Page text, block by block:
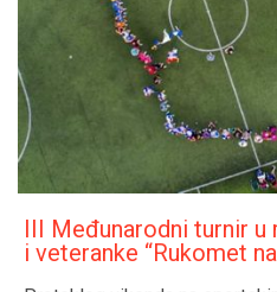
III Međunarodni turnir
i veteranke “Rukomet